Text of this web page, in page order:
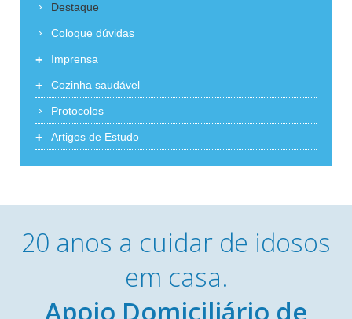
Destaque
Coloque dúvidas
+ Imprensa
+ Cozinha saudável
Protocolos
+ Artigos de Estudo
20 anos a cuidar de idosos
em casa.
Apoio Domiciliário de